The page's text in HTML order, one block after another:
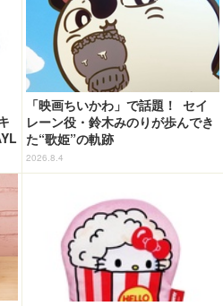
「映画ちいかわ」で話題！ セイ
レーン役・鈴木みのりが歩んでき
た“歌姫”の軌跡
2026.8.4